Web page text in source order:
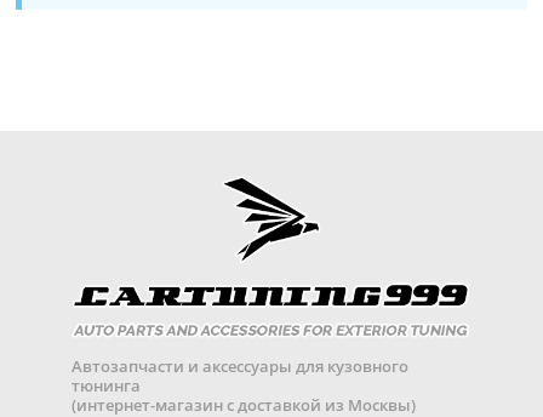
Автозапчасти и аксессуары для кузовного
тюнинга
(интернет-магазин с доставкой из Москвы)